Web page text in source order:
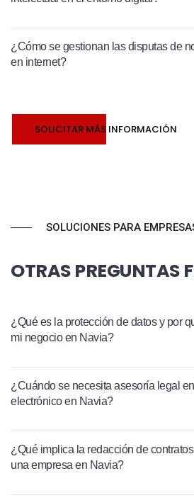
¿Cómo se gestionan las disputas de
en internet?
SOLICITAR MÁS INFORMACIÓN
SOLUCIONES PARA
OTRAS PREGUNTAS
¿Qué es la protección de datos y por
mi negocio en Navia?
¿Cuándo se necesita asesoría legal
electrónico en Navia?
¿Qué implica la redacción de
una empresa en Navia?